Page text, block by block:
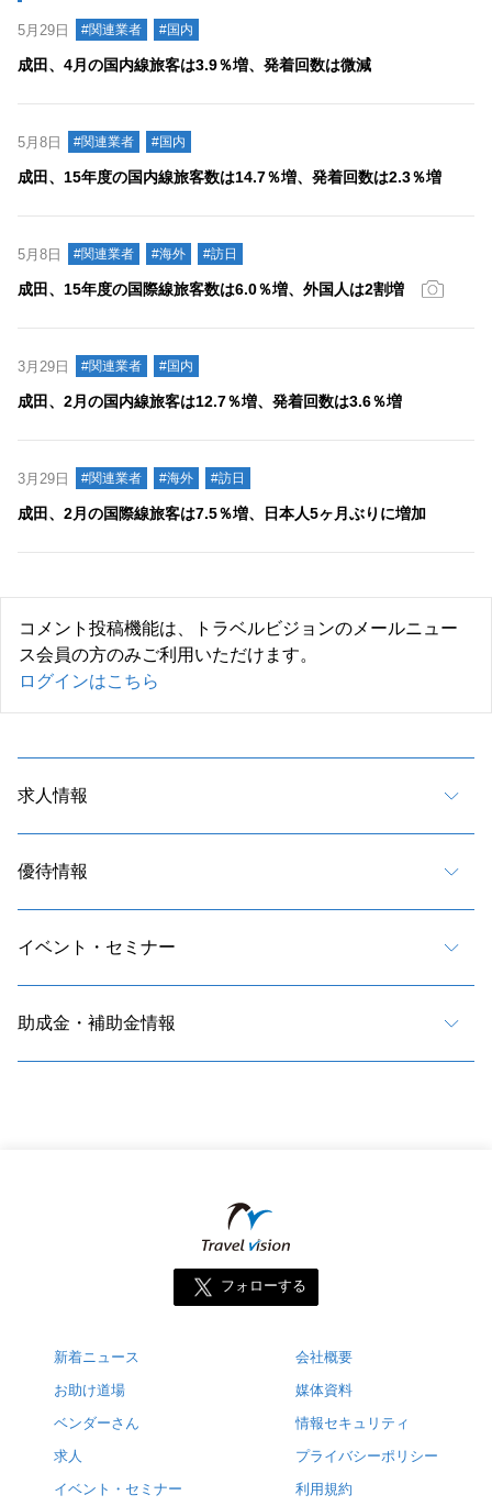
5月29日 #関連業者 #国内
成田、4月の国内線旅客は3.9％増、発着回数は微減
5月8日 #関連業者 #国内
成田、15年度の国内線旅客数は14.7％増、発着回数は2.3％増
5月8日 #関連業者 #海外 #訪日
成田、15年度の国際線旅客数は6.0％増、外国人は2割増
3月29日 #関連業者 #国内
成田、2月の国内線旅客は12.7％増、発着回数は3.6％増
3月29日 #関連業者 #海外 #訪日
成田、2月の国際線旅客は7.5％増、日本人5ヶ月ぶりに増加
コメント投稿機能は、トラベルビジョンのメールニュー
ス会員の方のみご利用いただけます。
ログインはこちら
求人情報
優待情報
イベント・セミナー
助成金・補助金情報
フォローする
新着ニュース
お助け道場
ベンダーさん
求人
イベント・セミナー
会社概要
媒体資料
情報セキュリティ
プライバシーポリシー
利用規約